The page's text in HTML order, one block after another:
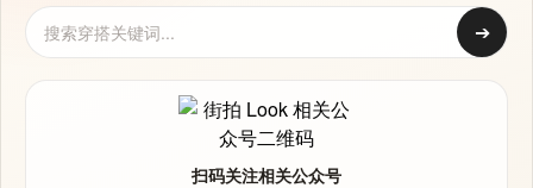
➔
扫码关注相关公众号